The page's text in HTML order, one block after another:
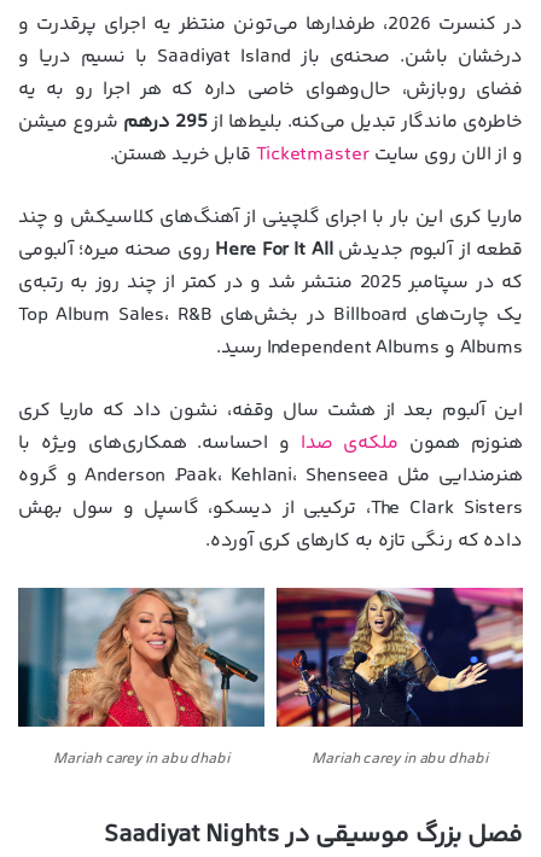
در کنسرت 2026، طرفدارها می‌تونن منتظر یه اجرای پرقدرت و
درخشان باشن. صحنه‌ی باز Saadiyat Island با نسیم دریا و
فضای روبازش، حال‌و‌هوای خاصی داره که هر اجرا رو به یه
خاطره‌ی ماندگار تبدیل می‌کنه. بلیط‌ها از295 درهم
شروع میشن
و از الان روی سایتTicketmaster قابل خرید هستن.
ماریا کری این بار با اجرای گلچینی از آهنگ‌های کلاسیکش و چند
قطعه از آلبوم جدیدشHere For It All روی صحنه میره؛ آلبومی
که در سپتامبر 2025 منتشر شد و در کمتر از چند روز به رتبه‌ی
یک چارت‌های Billboard در بخش‌های Top Album Sales، R&B
Albums و Independent Albums رسید.
این آلبوم بعد از هشت سال وقفه، نشون داد که ماریا کری
هنوزم همون ملکه‌ی صدا و احساسه. همکاری‌های ویژه با
هنرمندایی مثل Anderson .Paak، Kehlani، Shenseea و گروه
The Clark Sisters، ترکیبی از دیسکو، گاسپل و سول بهش
داده که رنگی تازه به کارهای کری آورده.
Mariah carey in abu dhabi
Mariah carey in abu dhabi
فصل بزرگ موسیقی در Saadiyat Nights